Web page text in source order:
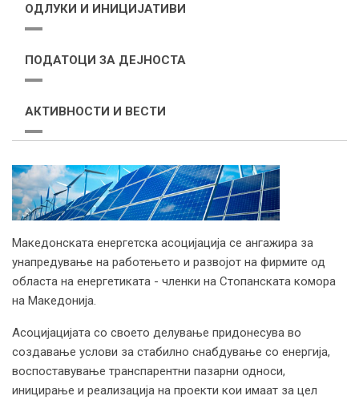
ОДЛУКИ И ИНИЦИЈАТИВИ
ПОДАТОЦИ ЗА ДЕЈНОСТА
АКТИВНОСТИ И ВЕСТИ
Македонската енергетска асоцијација се ангажира за
унапредување на работењето и развојот на фирмите од
областа на енергетиката - членки на Стопанската комора
на Македонија.
Асоцијацијата со своето делување придонесува во
создавање услови за стабилно снабдување со енергија,
воспоставување транспарентни пазарни односи,
иницирање и реализација на проекти кои имаат за цел